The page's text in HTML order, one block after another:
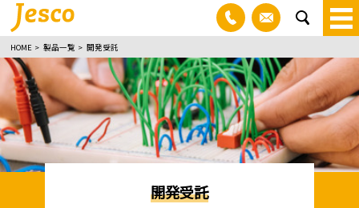
03-3830-1100お問い合
HOME 製品一覧 開発受託
開発受託